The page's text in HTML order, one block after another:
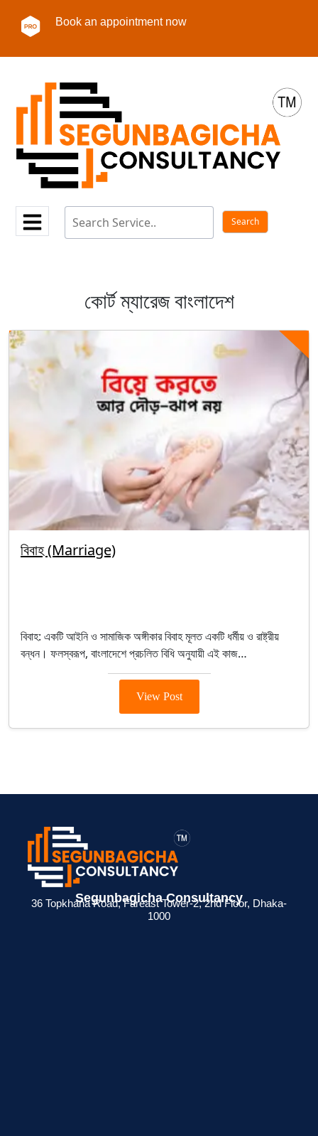
Book an appointment now
কোর্ট ম্যারেজ বাংলাদেশ
বিবাহ (Marriage)
বিবাহ: একটি আইনি ও সামাজিক অঙ্গীকার বিবাহ মূলত একটি ধর্মীয় ও রাষ্ট্রীয়
বন্ধন। ফলস্বরূপ, বাংলাদেশে প্রচলিত বিধি অনুযায়ী এই কাজ…
View Post
Segunbagicha Consultancy
36 Topkhana Road, Fareast Tower-2, 2nd Floor, Dhaka-
1000